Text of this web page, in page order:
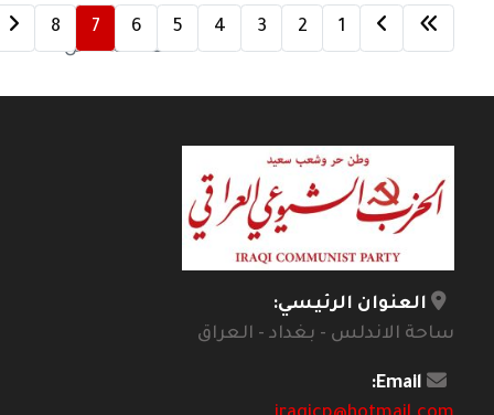
الصفحة 7 من 8
1
2
3
4
5
6
7
8
العنوان الرئيسي:
ساحة الاندلس - بغداد - العراق
Email: